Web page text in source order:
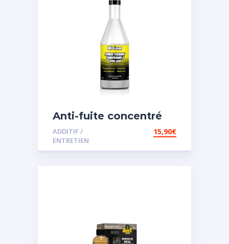
Anti-fuite concentré
pour direction
assistée
ADDITIF /
ENTRETIEN
15,90€